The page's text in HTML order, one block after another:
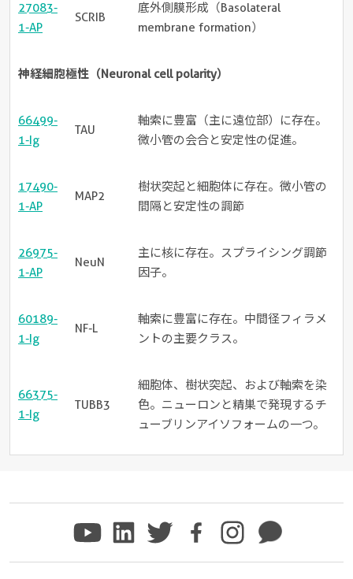
27083-
1-AP
SCRIB
底外側膜形成（Basolateral
membrane formation）
神経細胞極性（Neuronal cell polarity）
66499-
1-Ig
TAU
軸索に豊富（主に遠位部）に存在。
微小管の会合と安定性の促進。
17490-
1-AP
MAP2
樹状突起と細胞体に存在。微小管の
間隔と安定性の調節
26975-
1-AP
NeuN
主に核に存在。スプライシング調節
因子。
60189-
1-Ig
NF-L
軸索に豊富に存在。中間径フィラメ
ントの主要クラス。
66375-
1-Ig
TUBB3
細胞体、樹状突起、および軸索を染
色。ニューロンと精巣で発現するチ
ューブリンアイソフォームの一つ。